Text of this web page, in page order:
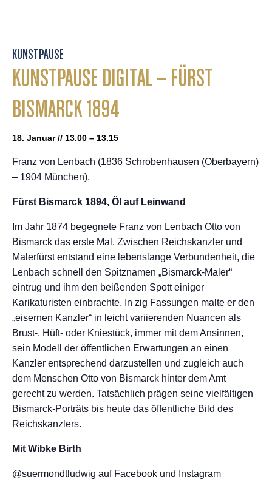
KUNSTPAUSE
KUNSTPAUSE DIGITAL – FÜRST
BISMARCK 1894
18. Januar // 13.00 – 13.15
Franz von Lenbach (1836 Schrobenhausen (Oberbayern)
– 1904 München),
Fürst Bismarck 1894, Öl auf Leinwand
Im Jahr 1874 begegnete Franz von Lenbach Otto von
Bismarck das erste Mal. Zwischen Reichskanzler und
Malerfürst entstand eine lebenslange Verbundenheit, die
Lenbach schnell den Spitznamen „Bismarck-Maler“
eintrug und ihm den beißenden Spott einiger
Karikaturisten einbrachte. In zig Fassungen malte er den
„eisernen Kanzler“ in leicht variierenden Nuancen als
Brust-, Hüft- oder Kniestück, immer mit dem Ansinnen,
sein Modell der öffentlichen Erwartungen an einen
Kanzler entsprechend darzustellen und zugleich auch
dem Menschen Otto von Bismarck hinter dem Amt
gerecht zu werden. Tatsächlich prägen seine vielfältigen
Bismarck-Porträts bis heute das öffentliche Bild des
Reichskanzlers.
Mit Wibke Birth
@suermondtludwig auf Facebook und Instagram